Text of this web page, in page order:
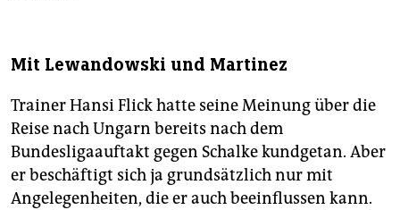
Mit Lewandowski und Martinez
Trainer Hansi Flick hatte seine Meinung über die
Reise nach Ungarn bereits nach dem
Bundesligaauftakt gegen Schalke kundgetan. Aber
er beschäftigt sich ja grundsätzlich nur mit
Angelegenheiten, die er auch beeinflussen kann.